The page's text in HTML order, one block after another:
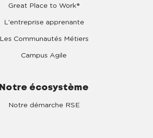
Great Place to Work®
L'entreprise apprenante
Les Communautés Métiers
Campus Agile
Notre écosystème
Notre démarche RSE